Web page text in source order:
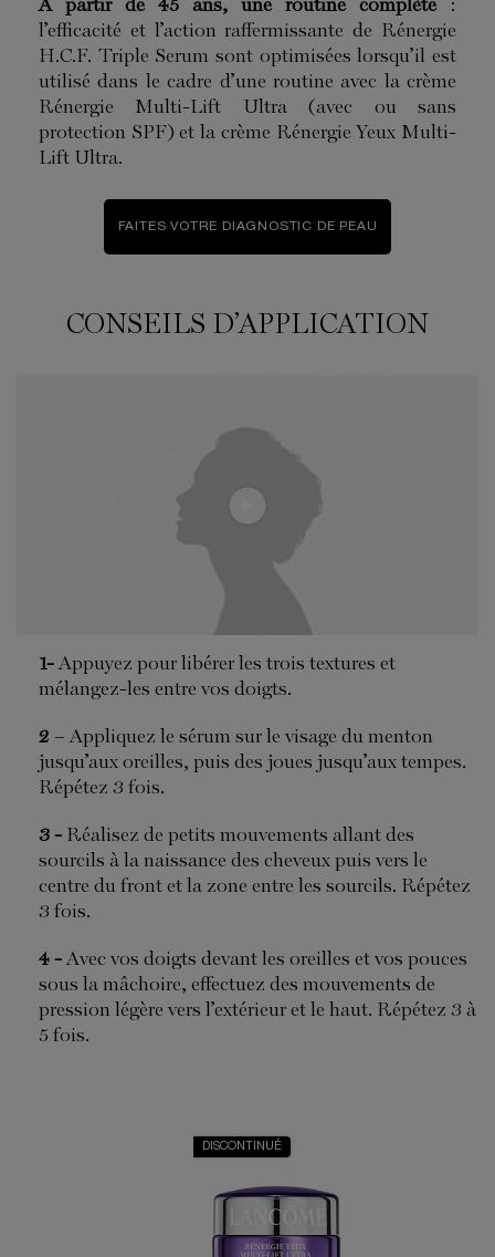
A partir de 45 ans, une routine complète
:
l’efficacité et l’action raffermissante de Rénergie
H.C.F. Triple Serum sont optimisées lorsqu’il est
utilisé dans le cadre d’une routine avec la crème
Rénergie Multi-Lift Ultra (avec ou sans
protection SPF) et la crème Rénergie Yeux Multi-
Lift Ultra.
FAITES VOTRE DIAGNOSTIC DE PEAU
CONSEILS D’APPLICATION
1-Appuyez pour libérer les trois textures et
mélangez-les entre vos doigts.
2 – Appliquez le sérum sur le visage du menton
jusqu’aux oreilles, puis des joues jusqu’aux tempes.
Répétez 3 fois.
3 - Réalisez de petits mouvements allant des
sourcils à la naissance des cheveux puis vers le
centre du front et la zone entre les sourcils. Répétez
3 fois.
4 -Avec vos doigts devant les oreilles et vos pouces
sous la mâchoire, effectuez des mouvements de
pression légère vers l’extérieur et le haut. Répétez 3 à
5 fois.
DISCONTINUÉ